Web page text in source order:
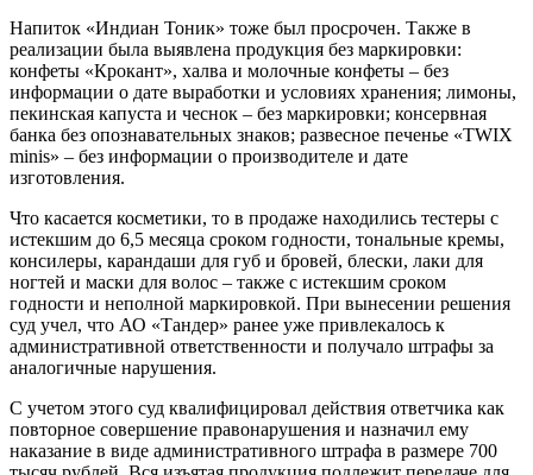
Напиток «Индиан Тоник» тоже был просрочен. Также в
реализации была выявлена продукция без маркировки:
конфеты «Крокант», халва и молочные конфеты – без
информации о дате выработки и условиях хранения; лимоны,
пекинская капуста и чеснок – без маркировки; консервная
банка без опознавательных знаков; развесное печенье «TWIX
minis» – без информации о производителе и дате
изготовления.
Что касается косметики, то в продаже находились тестеры с
истекшим до 6,5 месяца сроком годности, тональные кремы,
консилеры, карандаши для губ и бровей, блески, лаки для
ногтей и маски для волос – также с истекшим сроком
годности и неполной маркировкой. При вынесении решения
суд учел, что АО «Тандер» ранее уже привлекалось к
административной ответственности и получало штрафы за
аналогичные нарушения.
С учетом этого суд квалифицировал действия ответчика как
повторное совершение правонарушения и назначил ему
наказание в виде административного штрафа в размере 700